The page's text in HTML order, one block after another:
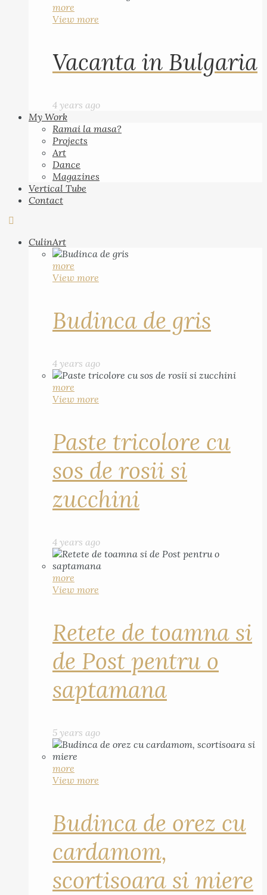
more
View more
Vacanta in Bulgaria
4 years ago
My Work
Ramai la masa?
Projects
Art
Dance
Magazines
Vertical Tube
Contact
CulinArt
more
View more
Budinca de gris
4 years ago
more
View more
Paste tricolore cu
sos de rosii si
zucchini
4 years ago
more
View more
Retete de toamna si
de Post pentru o
saptamana
5 years ago
more
View more
Budinca de orez cu
cardamom,
scortisoara si miere